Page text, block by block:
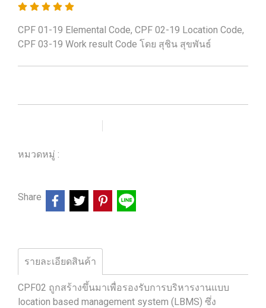
CPF 01-19 Elemental Code, CPF 02-19 Location Code,
CPF 03-19 Work result Code โดย สุชิน สุขพันธ์
หมวดหมู่ :
Share
รายละเอียดสินค้า
CPF02 ถูกสร้างขึ้นมาเพื่อรองรับการบริหารงานแบบ
location based management system (LBMS) ซึ่ง